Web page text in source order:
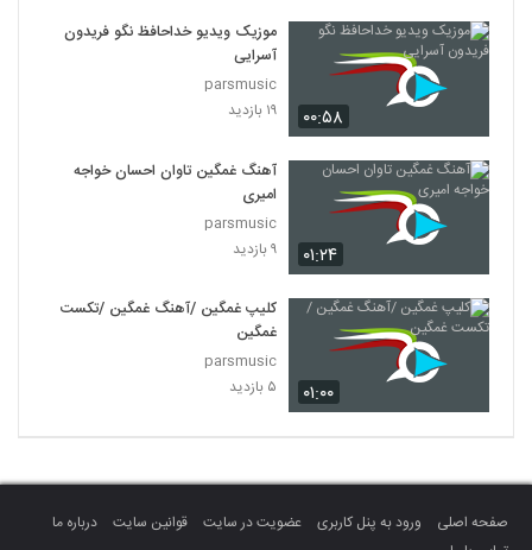
۰۰:۵۸
موزیک ویدیو خداحافظ نگو فریدون
آسرایی
parsmusic
۱۹ بازدید
۰۱:۲۴
آهنگ غمگین تاوان احسان خواجه
امیری
parsmusic
۹ بازدید
۰۱:۰۰
کلیپ غمگین /آهنگ غمگین /تکست
غمگین
parsmusic
۵ بازدید
صفحه اصلی ورود به پنل کاربری عضویت در سایت قوانین سایت
درباره ما